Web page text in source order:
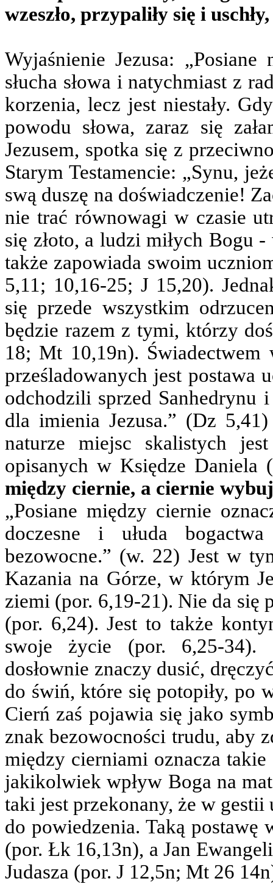
wzeszło, przypaliły się i
Wyjaśnienie Jezusa:
słucha słowa i natychmiast z
korzenia, lecz jest niestały.
powodu słowa, zaraz się
Jezusem, spotka się z
Starym Testamencie: „Synu,
swą duszę na doświadczenie!
nie trać równowagi w czasie
się złoto, a ludzi miłych Bogu
także zapowiada swoim
5,11; 10,16-25; J 15,20).
się przede wszystkim
będzie razem z tymi, którzy
18; Mt 10,19n).
prześladowanych jest postawa
odchodzili sprzed Sanhedrynu
dla imienia Jezusa.” (Dz
naturze miejsc skalistych
opisanych w Księdze Daniela
między ciernie, a ciernie
„Posiane między ciernie
doczesne i ułuda
bezowocne.” (w. 22) Jest w
Kazania na Górze, w którym
ziemi (por. 6,19-21). Nie da się
(por. 6,24). Jest to także
swoje życie (por. 6,25-34).
dosłownie znaczy dusić,
do świń, które się potopiły, po
Cierń zaś pojawia się jako
znak bezowocności trudu, aby
między cierniami oznacza
jakikolwiek wpływ Boga na
taki jest przekonany, że w
do powiedzenia. Taką
(por. Łk 16,13n), a Jan
Judasza (por. J 12,5n; Mt 26